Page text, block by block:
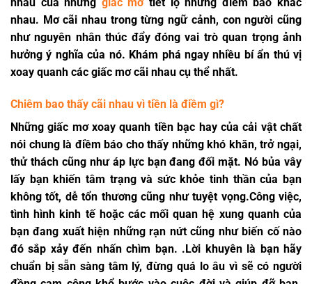
nhau của những giấc mơtiết lộ những điềm báo khác
nhau. Mơ cãi nhau trong từng ngữ cảnh, con người cũng
như nguyên nhân thúc đẩy đóng vai trò quan trọng ảnh
hưởng ý nghĩa của nó. Khám phá ngay nhiều bí ẩn thú vị
xoay quanh các giấc mơ cãi nhau cụ thể nhất.
Chiêm bao thấy cãi nhau vì tiền là điềm gì?
Những giấc mơ xoay quanh tiền bạc hay của cải vật chất
nói chung là điềm báo cho thấy những khó khăn, trở ngại,
thử thách cũng như áp lực bạn đang đối mặt. Nó bủa vây
lấy bạn khiến tâm trạng và sức khỏe tinh thần của bạn
không tốt, dễ tổn thương cũng như tuyệt vọng.Công việc,
tình hình kinh tế hoặc các mối quan hệ xung quanh của
bạn đang xuất hiện những rạn nứt cũng như biến cố nào
đó sắp xảy đến nhấn chìm bạn. .Lời khuyên là bạn hãy
chuẩn bị sẵn sàng tâm lý, đừng quá lo âu vì sẽ có người